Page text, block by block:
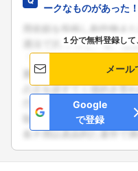
ークなものがあった
１分で無料登録し
メール
Google
で登録